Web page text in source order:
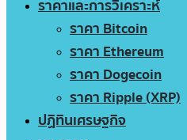
ราคาและการวิเคราะห์
ราคา Bitcoin
ราคา Ethereum
ราคา Dogecoin
ราคา Ripple (XRP)
ปฏิทินเศรษฐกิจ